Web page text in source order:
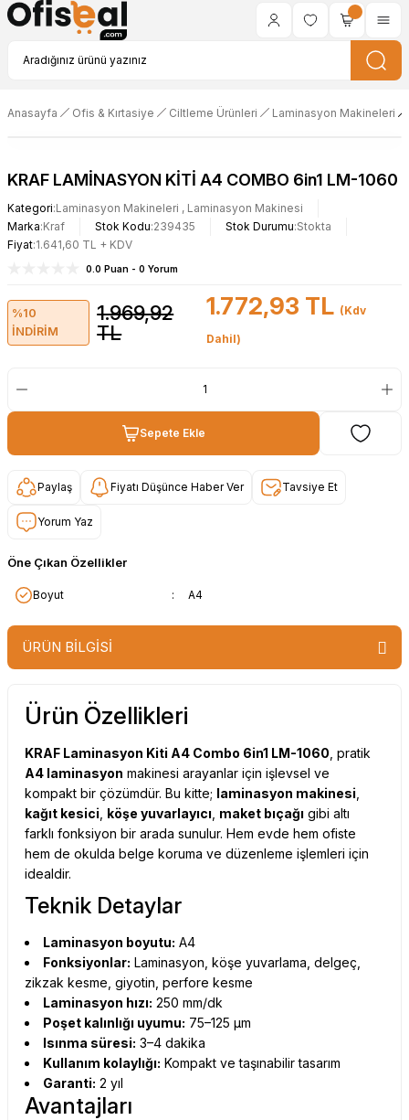
Anasayfa Ofis & Kırtasiye Ciltleme Ürünleri Laminasyon Makineleri
KRAF LAMİNASYON KİTİ A4 COMBO 6in1 LM-1060
Kategori Laminasyon Makineleri , Laminasyon Makinesi
Marka Kraf Stok Kodu 239435 Stok Durumu Stokta
Fiyat 1.641,60 TL + KDV
0.0 Puan - 0 Yorum
%10
İNDİRİM
1.969,92
TL
1.772,93 TL (Kdv
Dahil)
Sepete Ekle
Paylaş Fiyatı Düşünce Haber Ver Tavsiye Et
Yorum Yaz
Öne Çıkan Özellikler
Boyut : A4
ÜRÜN BİLGİSİ
Ürün Özellikleri
KRAF Laminasyon Kiti A4 Combo 6in1 LM-1060 , pratik
A4 laminasyon makinesi arayanlar için işlevsel ve
kompakt bir çözümdür. Bu kitte; laminasyon makinesi
kağıt kesici köşe yuvarlayıcı maket bıçağı gibi altı
farklı fonksiyon bir arada sunulur. Hem evde hem ofiste
hem de okulda belge koruma ve düzenleme işlemleri için
idealdir.
Teknik Detaylar
Laminasyon boyutu: A4
Fonksiyonlar: Laminasyon, köşe yuvarlama, delgeç,
zikzak kesme, giyotin, perfore kesme
Laminasyon hızı: 250 mm/dk
Poşet kalınlığı uyumu: 75–125 µm
Isınma süresi: 3–4 dakika
Kullanım kolaylığı: Kompakt ve taşınabilir tasarım
Garanti: 2 yıl
Avantajları